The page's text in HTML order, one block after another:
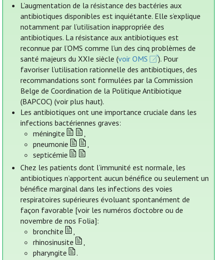
L’augmentation de la résistance des bactéries aux
antibiotiques disponibles est inquiétante. Elle s’explique
notamment par l’utilisation inappropriée des
antibiotiques. La résistance aux antibiotiques est
reconnue par l’OMS comme l'un des cinq problèmes de
santé majeurs du XXIe siècle (voir OMS
). Pour
favoriser l’utilisation rationnelle des antibiotiques, des
recommandations sont formulées par la Commission
Belge de Coordination de la Politique Antibiotique
(BAPCOC) (voir plus haut).
Les antibiotiques ont une importance cruciale dans les
infections bactériennes graves:
méningite
,
pneumonie
,
septicémie
Chez les patients dont l’immunité est normale, les
antibiotiques n’apportent aucun bénéfice ou seulement un
bénéfice marginal dans les infections des voies
respiratoires supérieures évoluant spontanément de
façon favorable [voir les numéros d’octobre ou de
novembre de nos Folia]:
bronchite
,
rhinosinusite
,
pharyngite
.